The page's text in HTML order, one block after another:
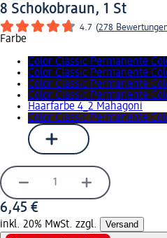
8 Schokobraun, 1 St
4.7 (278
Farbe
Color Classic Permanente
Color Classic Permanente
Color Classic Permanente
Color Classic Permanente
Haarfarbe 4_2 Mahagoni
Color Classic Permanente
6,45 €
inkl. 20% MwSt. zzgl. Versand